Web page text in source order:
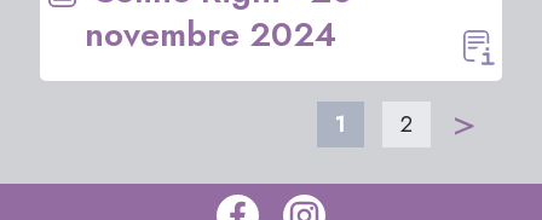
novembre 2024
1 2 >